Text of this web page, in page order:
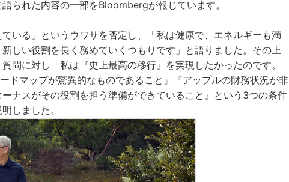
られた内容の一部をBloombergが報じています。
いる」というウワサを否定し、「私は健康で、エネルギーも満
しい役割を長く務めていくつもりです」と語りました。その上
問に対し「私は『史上最高の移行』を実現したかったのです。
ドマップが驚異的なものであること』『アップルの財務状況が非
ナスがその役割を担う準備ができていること』という3つの条件
しました。